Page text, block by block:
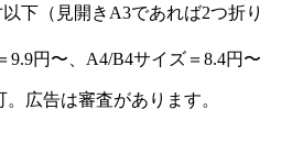
下（見開きA3であれば2つ折り
9.9円〜、A4/B4サイズ＝8.4円〜
広告は審査があります。